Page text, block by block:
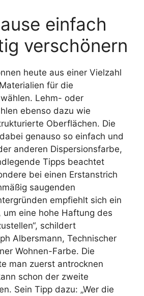
einfach
verschönern
heute aus einer Vielzahl
für die
Lehm- oder
ebenso dazu wie
Oberflächen. Die
genauso so einfach und
anderen Dispersionsfarbe,
Tipps beachtet
bei einen Erstanstrich
saugenden
empfiehlt sich ein
um eine hohe Haftung des
schildert
Albersmann, Technischer
Wohnen-Farbe. Die
man zuerst antrocknen
schon der zweite
Sein Tipp dazu: „Wer die